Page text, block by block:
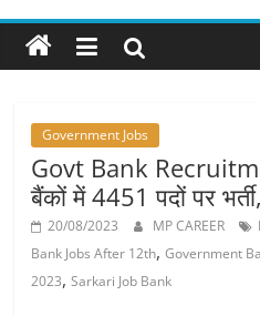
MP
Govt
Job​
Private
Job,
MP
Job
Vacancy
Government Jobs
Govt Bank
बैंकों में 4451 पदों पर
20/08/2023 MP CAREER
Bank Jobs After 12th,Government
2023,Sarkari Job Bank